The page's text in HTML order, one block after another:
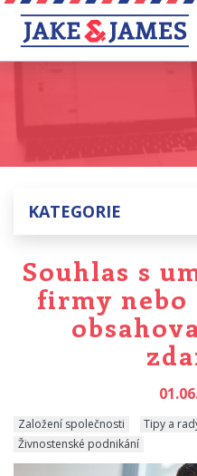
KATEGORIE
Souhlas s
firmy nebo
Založení společnosti Tipy a
Živnostenské podnikání